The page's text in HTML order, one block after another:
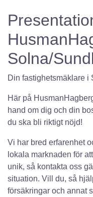
Solna/
Din fastighetsmäklare i
Här på
hand om dig och din
du ska bli riktigt nöjd!
Vi har bred erfarenhet
lokala marknaden för
unik, så kontakta oss
situation. Vill du, så
försäkringar och annat